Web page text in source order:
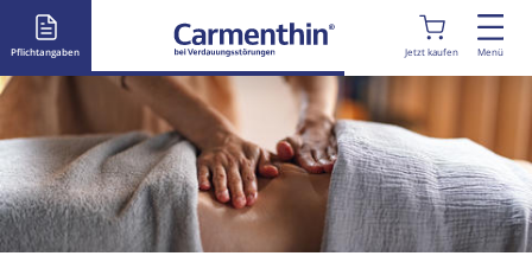
r
e
t
z
u
m
Pflichtangaben Jetzt kaufen Menü